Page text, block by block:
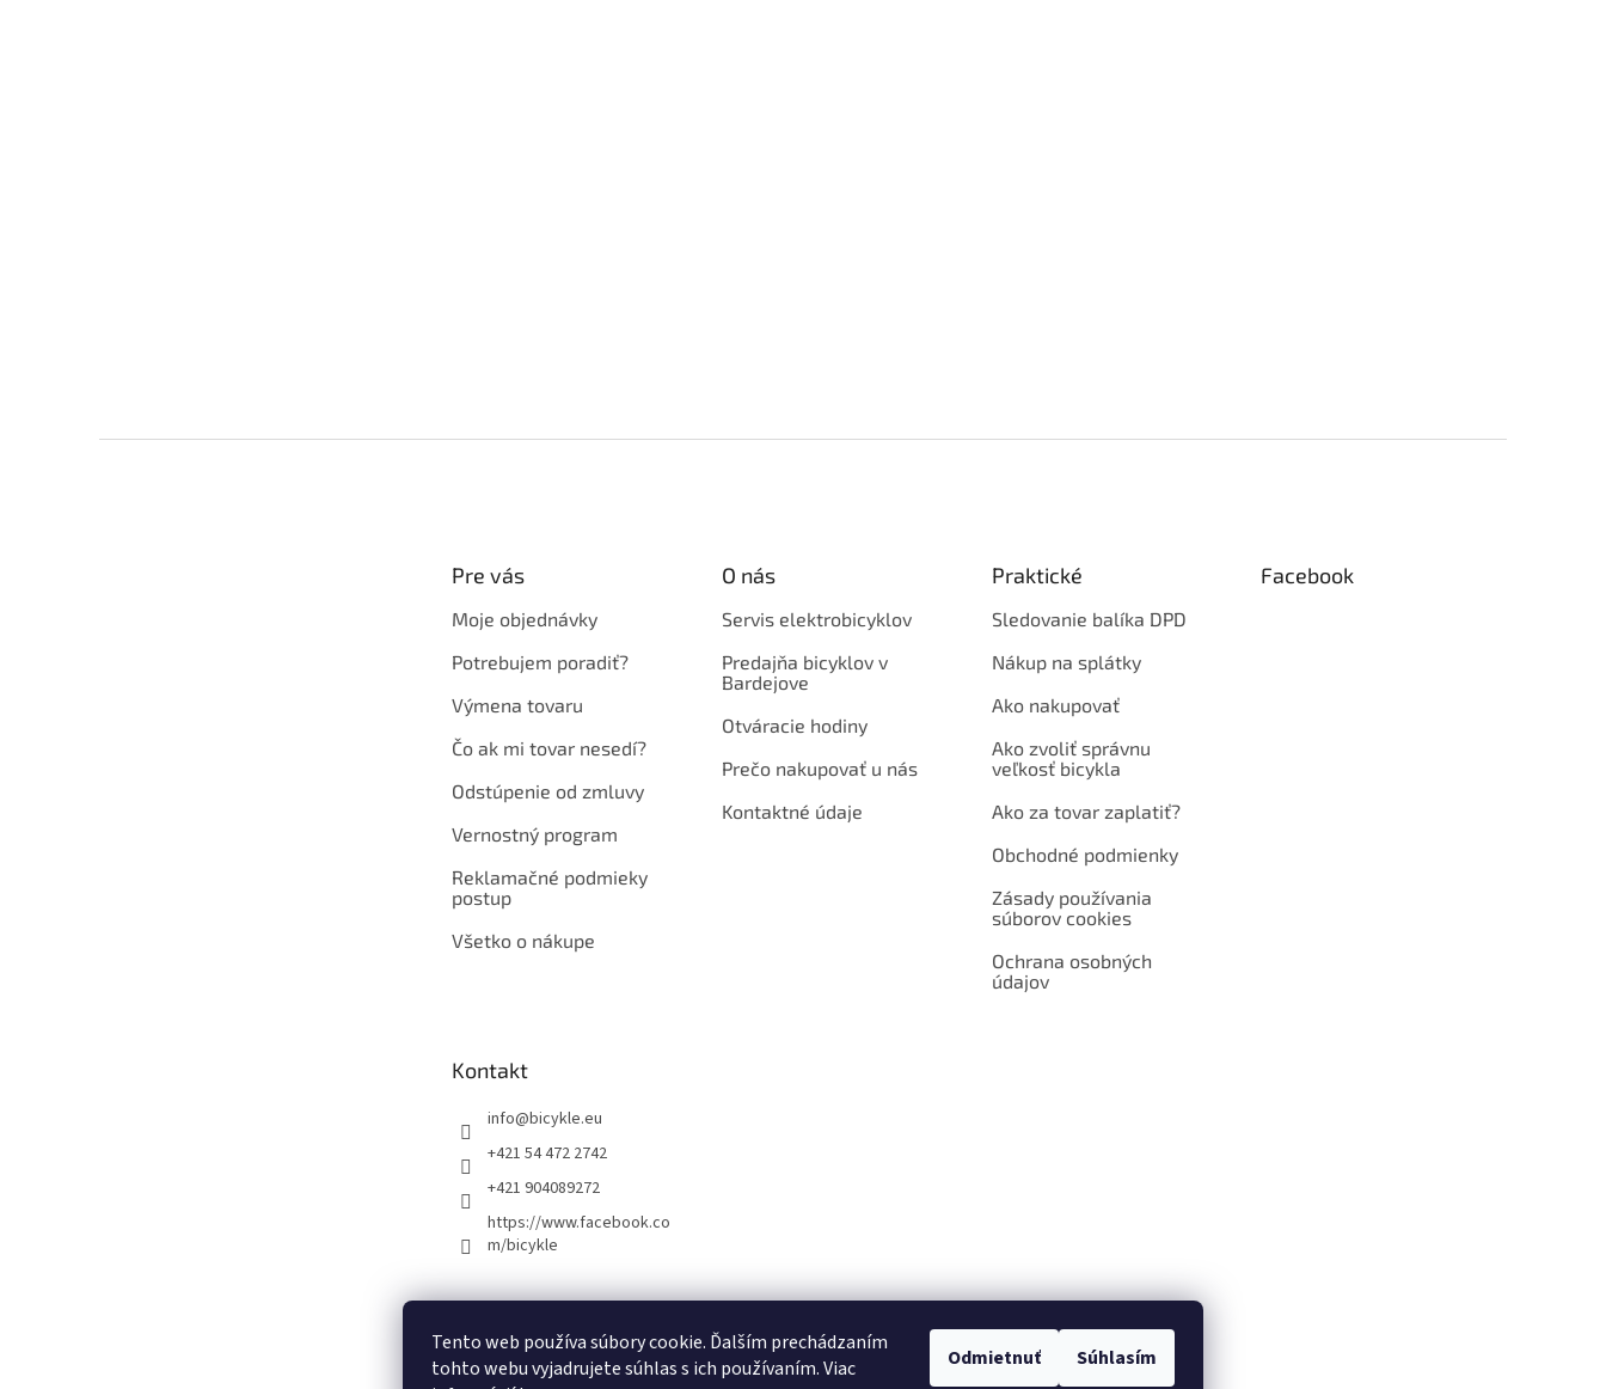
Tento web používa súbory cookie. Ďalším prechádzaním
tohto webu vyjadrujete súhlas s ich používaním. Viac
Odmietnuť Súhlasím
Pre vás
Moje objednávky
Potrebujem poradiť?
Výmena tovaru
Čo ak mi tovar nesedí?
Odstúpenie od zmluvy
Vernostný program
Reklamačné podmieky
postup
Všetko o nákupe
O nás
Servis elektrobicyklov
Predajňa bicyklov v
Bardejove
Otváracie hodiny
Prečo nakupovať u nás
Kontaktné údaje
Praktické
Sledovanie balíka DPD
Nákup na splátky
Ako nakupovať
Ako zvoliť správnu
veľkosť bicykla
Ako za tovar zaplatiť?
Obchodné podmienky
Zásady používania
súborov cookies
Ochrana osobných
údajov
Facebook
Kontakt
info@bicykle.eu
+421 54 472 2742
+421 904089272
https://www.facebook.co
m/bicykle